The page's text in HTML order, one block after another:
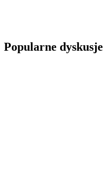
Popularne dyskusje